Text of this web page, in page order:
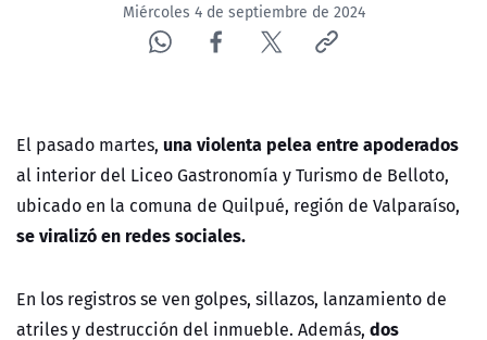
ÁREA DE PROYECTOSMiércoles 4 de septiembre de 2024
El pasado martes, una violenta pelea entre apoderados
al interior del Liceo Gastronomía y Turismo de Belloto,
ubicado en la comuna de Quilpué, región de Valparaíso,
se viralizó en redes sociales.
En los registros se ven golpes, sillazos, lanzamiento de
atriles y destrucción del inmueble. Además, dos